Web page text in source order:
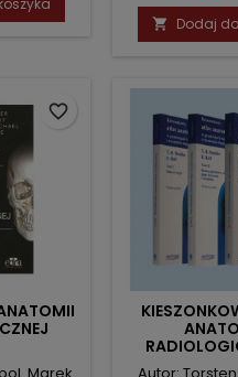
 Dodaj
favorite_border